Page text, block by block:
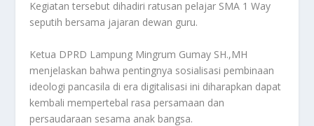
Kegiatan tersebut dihadiri ratusan pelajar SMA 1 Way
seputih bersama jajaran dewan guru.
Ketua DPRD Lampung Mingrum Gumay SH.,MH
menjelaskan bahwa pentingnya sosialisasi pembinaan
ideologi pancasila di era digitalisasi ini diharapkan dapat
kembali mempertebal rasa persamaan dan
persaudaraan sesama anak bangsa.